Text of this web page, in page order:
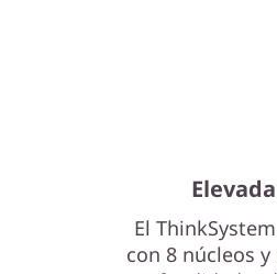
El
con 8 núcleos